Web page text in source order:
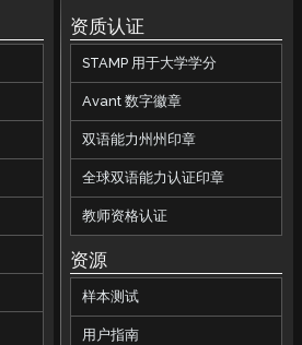
资质认证
STAMP 用于大学学分
Avant 数字徽章
双语能力州州印章
全球双语能力认证印章
教师资格认证
资源
样本测试
用户指南